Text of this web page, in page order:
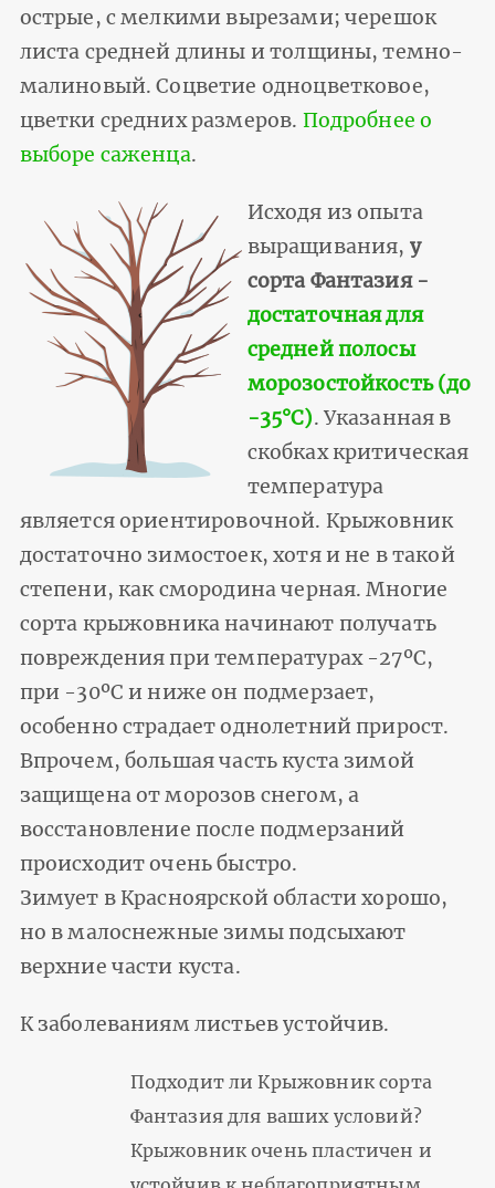
острые, с мелкими вырезами; черешок
листа средней длины и толщины, темно-
малиновый. Соцветие одноцветковое,
цветки средних размеров. Подробнее о
выборе саженца.
Исходя из опыта
выращивания, у
сорта Фантазия -
достаточная для
средней полосы
морозостойкость (до
-35°С). Указанная в
скобках критическая
температура
является ориентировочной. Крыжовник
достаточно зимостоек, хотя и не в такой
степени, как смородина черная. Многие
сорта крыжовника начинают получать
повреждения при температурах -27ºС,
при -30ºС и ниже он подмерзает,
особенно страдает однолетний прирост.
Впрочем, большая часть куста зимой
защищена от морозов снегом, а
восстановление после подмерзаний
происходит очень быстро.
Зимует в Красноярской области хорошо,
но в малоснежные зимы подсыхают
верхние части куста.
К заболеваниям листьев устойчив.
Подходит ли Крыжовник сорта
Фантазия для ваших условий?
Крыжовник очень пластичен и